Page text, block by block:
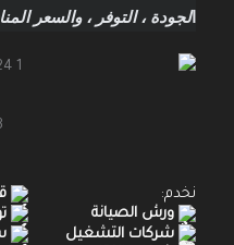
، التوفر ، والسعر المنافس.
الصيانة
التشغيل
قطع غيار
توفر دائم
سرعة في